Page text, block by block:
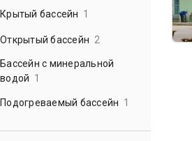
Крытый бассейн 1
Открытый бассейн 2
Бассейн с минеральной
водой 1
Подогреваемый бассейн 1